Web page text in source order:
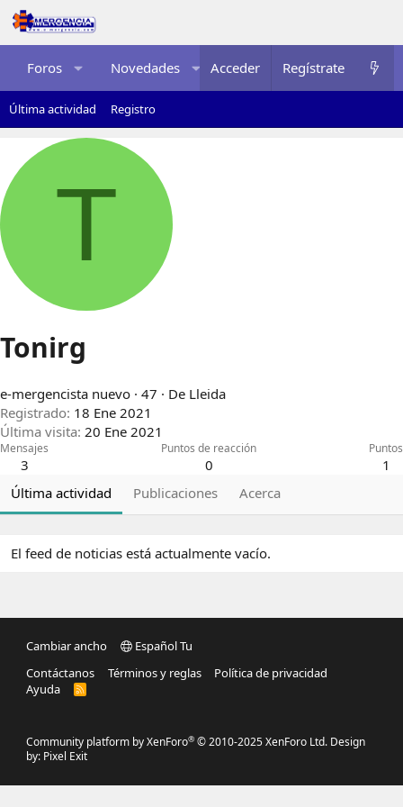
Foros Novedades Multimedia Recursos
Acceder Regístrate
Última actividad Registro
T
Tonirg
e-mergencista nuevo · 47 · De Lleida
Registrado 18 Ene 2021
Última visita 20 Ene 2021
Mensajes
3
Puntos de reacción
0
Puntos
1
Última actividad
Publicaciones Acerca
El feed de noticias está actualmente vacío.
Cambiar ancho
Español Tu
Contáctanos
Términos y reglas
Política de privacidad
Ayuda
R
Community platform by XenForo® © 2010-2025 XenForo Ltd. Design
by: Pixel Exit